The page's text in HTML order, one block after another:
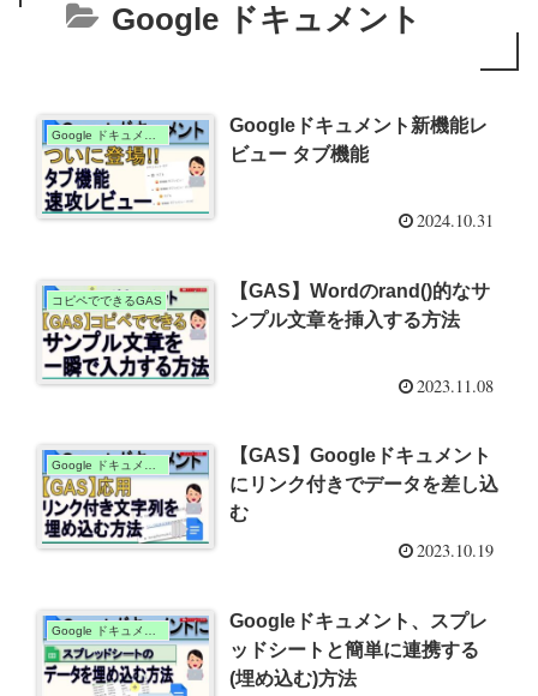
Google ドキュメント
Googleドキュメント新機能レ
ビュー タブ機能
2024.10.31
コピペでできるGAS
【GAS】Wordのrand()的なサ
ンプル文章を挿入する方法
2023.11.08
【GAS】Googleドキュメント
にリンク付きでデータを差し込
む
2023.10.19
Googleドキュメント、スプレ
ッドシートと簡単に連携する
(埋め込む)方法